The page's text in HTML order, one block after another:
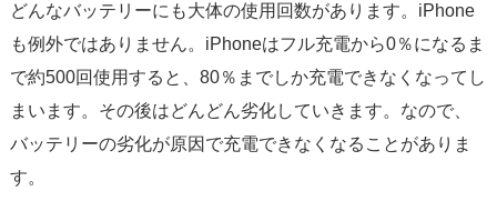
どんなバッテリーにも大体の使用回数があります。iPhone
も例外ではありません。iPhoneはフル充電から0％になるま
で約500回使用すると、80％までしか充電できなくなってし
まいます。その後はどんどん劣化していきます。なので、
バッテリーの劣化が原因で充電できなくなることがありま
す。